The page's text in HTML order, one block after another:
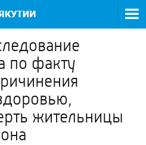
по факту
жительницы